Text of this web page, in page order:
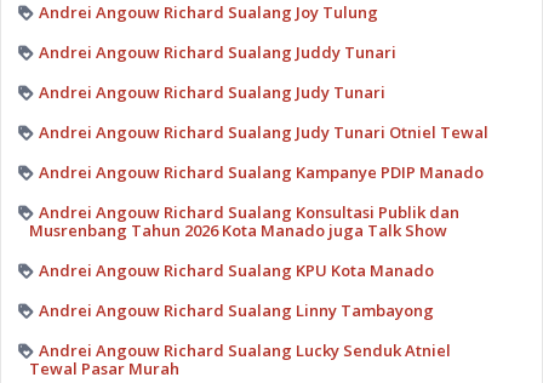
Andrei Angouw Richard Sualang Joy Tulung
Andrei Angouw Richard Sualang Juddy Tunari
Andrei Angouw Richard Sualang Judy Tunari
Andrei Angouw Richard Sualang Judy Tunari Otniel Tewal
Andrei Angouw Richard Sualang Kampanye PDIP Manado
Andrei Angouw Richard Sualang Konsultasi Publik dan
Musrenbang Tahun 2026 Kota Manado juga Talk Show
Andrei Angouw Richard Sualang KPU Kota Manado
Andrei Angouw Richard Sualang Linny Tambayong
Andrei Angouw Richard Sualang Lucky Senduk Atniel
Tewal Pasar Murah